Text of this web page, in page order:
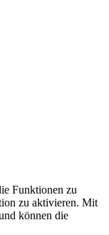
Funktionen zu
zu aktivieren. Mit
können die